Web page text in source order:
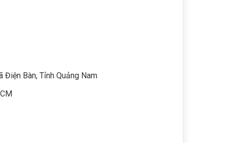
Điện Bàn, Tỉnh Quảng Nam